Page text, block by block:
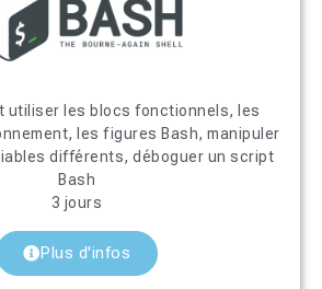
utiliser les blocs fonctionnels, les
les figures Bash, manipuler
différents, déboguer un script
Bash
3 jours
Plus d'infos